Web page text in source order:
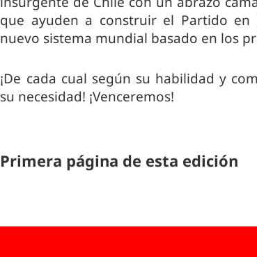
que ayuden a construir el Partido
nuevo sistema mundial basado en los
¡De cada cual según su habilidad y
su necesidad! ¡Venceremos!
Primera página de esta edición